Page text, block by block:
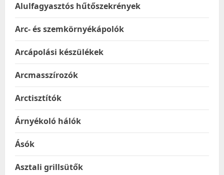
Alulfagyasztós hűtőszekrények
Arc- és szemkörnyékápolók
Arcápolási készülékek
Arcmasszírozók
Arctisztítók
Árnyékoló hálók
Ásók
Asztali grillsütők